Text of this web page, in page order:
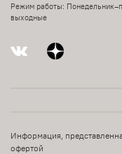
Режим работы:
выходные
Информация,
офертой